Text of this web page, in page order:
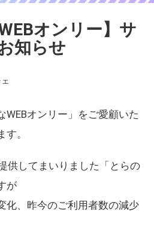
オンリー】サ
知らせ
WEBオンリー」をご愛顧いた
。
供してまいりました「とらの
が
化、昨今のご利用者数の減少